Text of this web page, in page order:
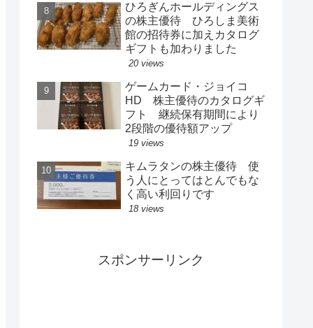
ひろぎんホールディングス
の株主優待 ひろしま美術
館の招待券に加えカタログ
ギフトも加わりました
20 views
ゲームカード・ジョイコ
HD 株主優待のカタログギ
フト 継続保有期間により
2段階の優待額アップ
19 views
キムラタンの株主優待 使
う人にとってはとんでもな
く高い利回りです
18 views
スポンサーリンク